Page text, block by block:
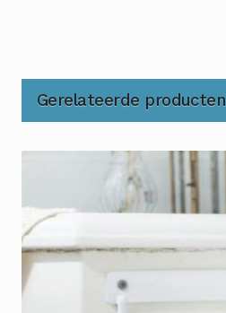
Gerelateerde producten